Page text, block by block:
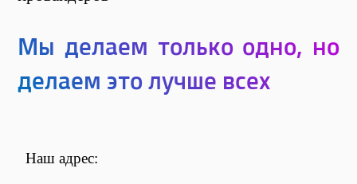
Мы делаем только одно, но
делаем это лучше всех
Наш адрес: